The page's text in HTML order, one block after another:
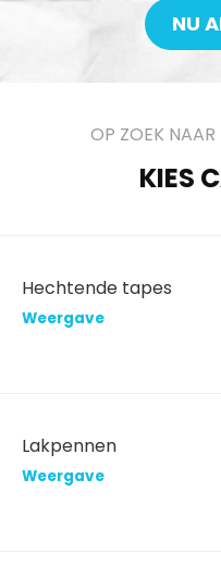
NU
OP ZOEK
KIES
Hechtende tapes
Weergave
Lakpennen
Weergave